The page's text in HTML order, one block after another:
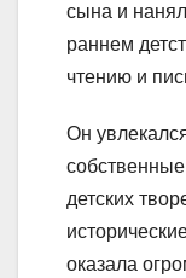
сына и
раннем
чтению и
Он
детских
оказала